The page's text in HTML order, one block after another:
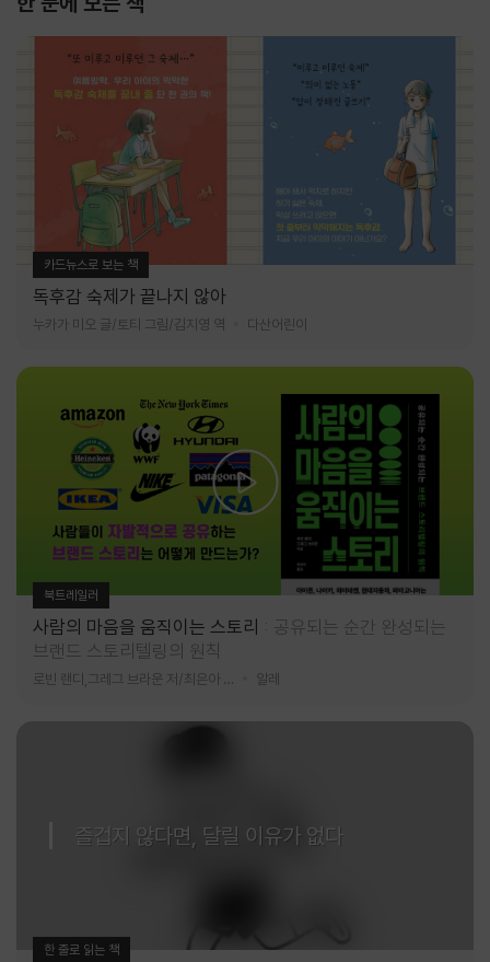
카드뉴스로 보는 책
독후감 숙제가 끝나지 않아
누카가 미오 글/토티 그림/김지영 역 다산어린이
북트레일러
사람의 마음을 움직이는 스토리
공유되는 순간 완성되는
브랜드 스토리텔링의 원칙
알레
즐겁지 않다면, 달릴 이유가 없다
한 줄로 읽는 책